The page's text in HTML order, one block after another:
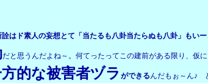
詮はド素人の妄想とて「当たるも八卦当たらぬも八卦」もい
だと思うんだよね～。何てったってこの建前がある限り、仮
的な被害者ヅラができる んだもぉ～ん♪